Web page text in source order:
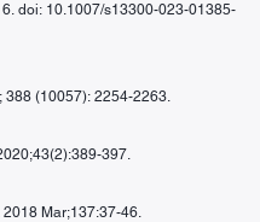
doi: 10.1007/s13300-023-01385-
388 (10057): 2254-2263.
397.
2018 Mar;137:37-46.